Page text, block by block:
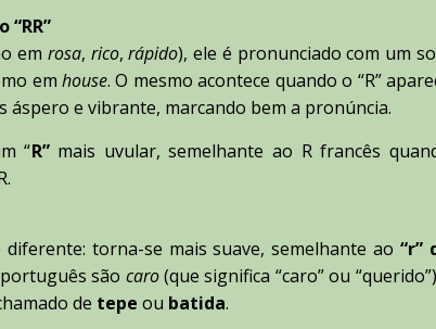
em rosa, rico,rápido), ele é pronunciado com um
em house. O mesmo acontece quando o “R”
áspero e vibrante, marcando bem a pronúncia.
“R”mais uvular, semelhante ao R francês
torna-se mais suave, semelhante ao“r”
são caro(que significa “caro” ou
de tepe ou batida.